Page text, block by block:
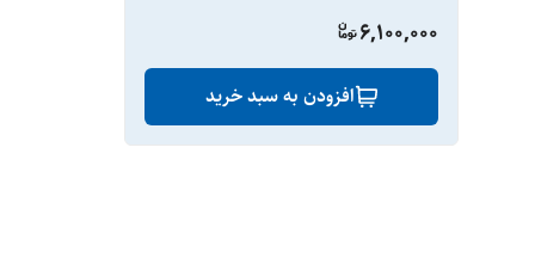
6,100,000
افزودن به سبد خرید